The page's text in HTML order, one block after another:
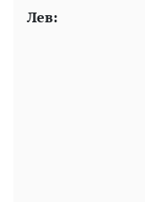
Лев: